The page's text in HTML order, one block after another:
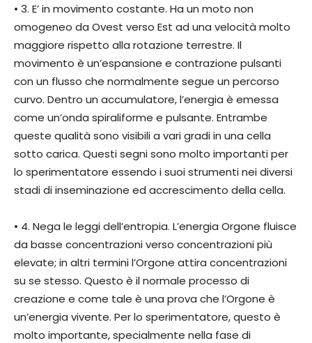
• 3. E’ in movimento costante. Ha un moto non
omogeneo da Ovest verso Est ad una velocità molto
maggiore rispetto alla rotazione terrestre. Il
movimento è un’espansione e contrazione pulsanti
con un flusso che normalmente segue un percorso
curvo. Dentro un accumulatore, l’energia è emessa
come un’onda spiraliforme e pulsante. Entrambe
queste qualità sono visibili a vari gradi in una cella
sotto carica. Questi segni sono molto importanti per
lo sperimentatore essendo i suoi strumenti nei diversi
stadi di inseminazione ed accrescimento della cella.
• 4. Nega le leggi dell’entropia. L’energia Orgone fluisce
da basse concentrazioni verso concentrazioni più
elevate; in altri termini l’Orgone attira concentrazioni
su se stesso. Questo è il normale processo di
creazione e come tale è una prova che l’Orgone è
un’energia vivente. Per lo sperimentatore, questo è
molto importante, specialmente nella fase di